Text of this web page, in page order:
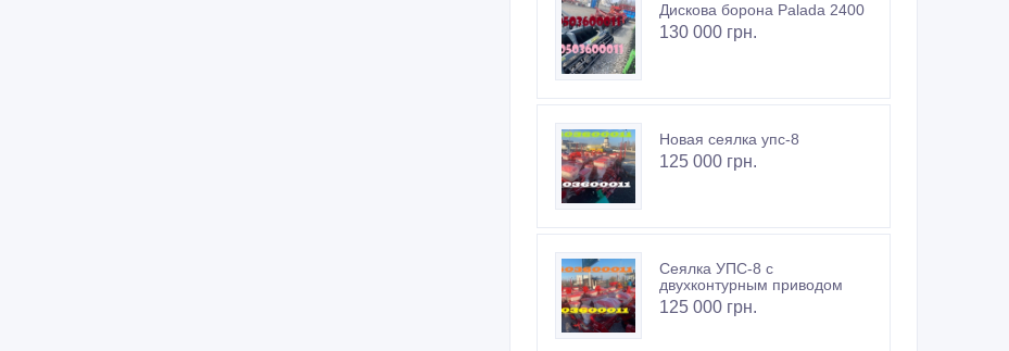
Дискова борона Palada 2400
130 000 грн.
Новая сеялка упс-8
125 000 грн.
Сеялка УПС-8 с
двухконтурным приводом
125 000 грн.